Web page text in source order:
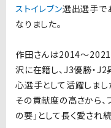
ストイレブン選出選手で
なりました。
作田さんは2014〜
沢に在籍し、J3優勝・
心選手として活躍しまし
その貢献度の高さから、
の要」として長く愛され